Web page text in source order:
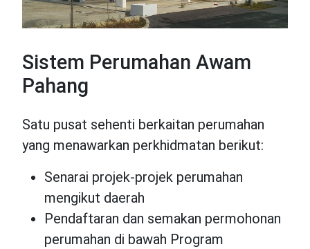
Sistem Perumahan Awam
Pahang
Satu pusat sehenti berkaitan perumahan
yang menawarkan perkhidmatan berikut:
Senarai projek-projek perumahan
mengikut daerah
Pendaftaran dan semakan permohonan
perumahan di bawah Program